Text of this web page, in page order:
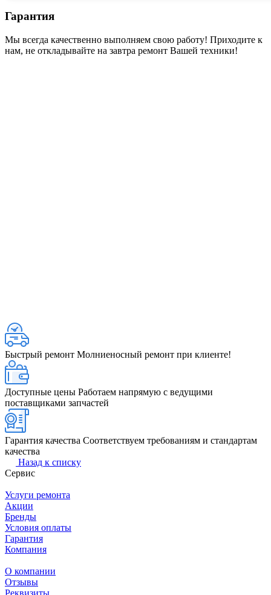
Гарантия
Мы всегда качественно выполняем свою работу! Приходите к
нам, не откладывайте на завтра ремонт Вашей техники!
Быстрый ремонт Молниеносный ремонт при клиенте!
Доступные цены Работаем напрямую с ведущими
поставщиками запчастей
Гарантия качества Соответствуем требованиям и стандартам
качества
Назад к списку
Сервис
Услуги ремонта
Акции
Бренды
Условия оплаты
Гарантия
Компания
О компании
Отзывы
Реквизиты